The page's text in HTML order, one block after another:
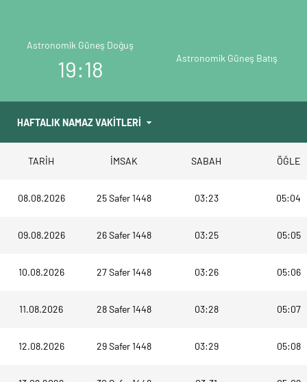
Astronomik Güneş Doğuş
19:18 Astronomik Güneş Batış
TARİH İMSAK SABAH ÖĞLE
08.08.2026 25 Safer 1448 03:23 05:04
09.08.2026 26 Safer 1448 03:25 05:05
10.08.2026 27 Safer 1448 03:26 05:06
11.08.2026 28 Safer 1448 03:28 05:07
12.08.2026 29 Safer 1448 03:29 05:08